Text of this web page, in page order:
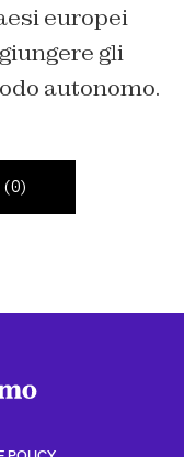
europei
gli
autonomo.
(0)